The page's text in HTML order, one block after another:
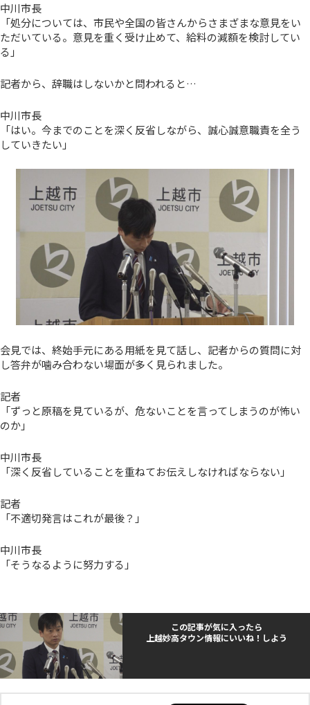
中川市長
「処分については、市民や全国の皆さんからさまざまな意見をい
ただいている。意見を重く受け止めて、給料の減額を検討してい
る」
記者から、辞職はしないかと問われると…
中川市長
「はい。今までのことを深く反省しながら、誠心誠意職責を全う
していきたい」
会見では、終始手元にある用紙を見て話し、記者からの質問に対
し答弁が噛み合わない場面が多く見られました。
記者
「ずっと原稿を見ているが、危ないことを言ってしまうのが怖い
のか」
中川市長
「深く反省していることを重ねてお伝えしなければならない」
記者
「不適切発言はこれが最後？」
中川市長
「そうなるように努力する」
この記事が気に入ったら
上越妙高タウン情報にいいね！しよう